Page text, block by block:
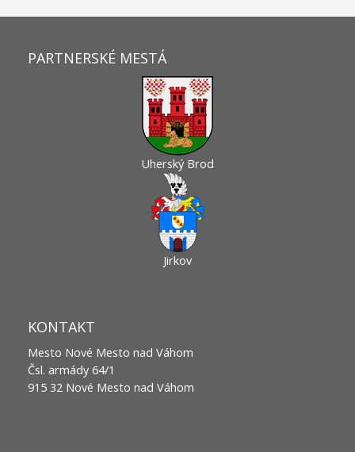
PARTNERSKÉ MESTÁ
Uherský Brod
Jirkov
KONTAKT
Mesto Nové Mesto nad Váhom
Čsl. armády 64/1
915 32 Nové Mesto nad Váhom